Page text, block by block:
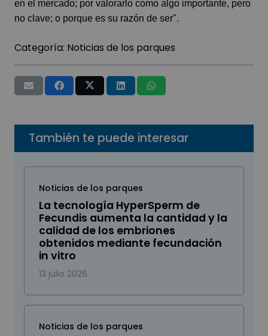
en el mercado; por valorarlo como algo importante, pero
no clave; o porque es su razón de ser".
Categoría: Noticias de los parques
También te puede interesar
Noticias de los parques
La tecnología HyperSperm de
Fecundis aumenta la cantidad y la
calidad de los embriones
obtenidos mediante fecundación
in vitro
13 julio 2026
Noticias de los parques